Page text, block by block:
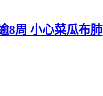
8周 小心菜瓜布肺